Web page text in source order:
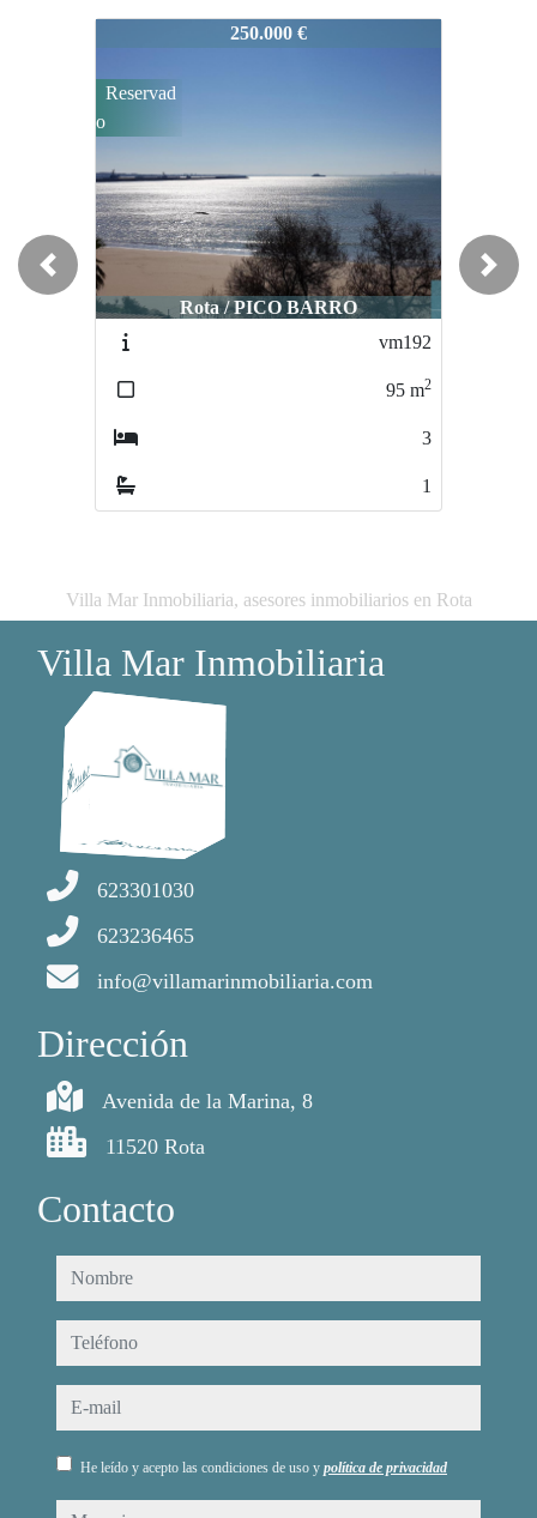
Rota / PICO BARRO
230.000 €
Rota / COSTILLA
Reservad
VM171
71m
Previous Next
Villa Mar Inmobiliaria, asesores inmobiliarios en Rota
Villa Mar Inmobiliaria
623301030
623236465
info@villamarinmobiliaria.com
Dirección
Avenida de la Marina, 8
11520 Rota
Contacto
nombre
teléfono
e-mail
He leído y acepto las condiciones de uso y política de privacidad